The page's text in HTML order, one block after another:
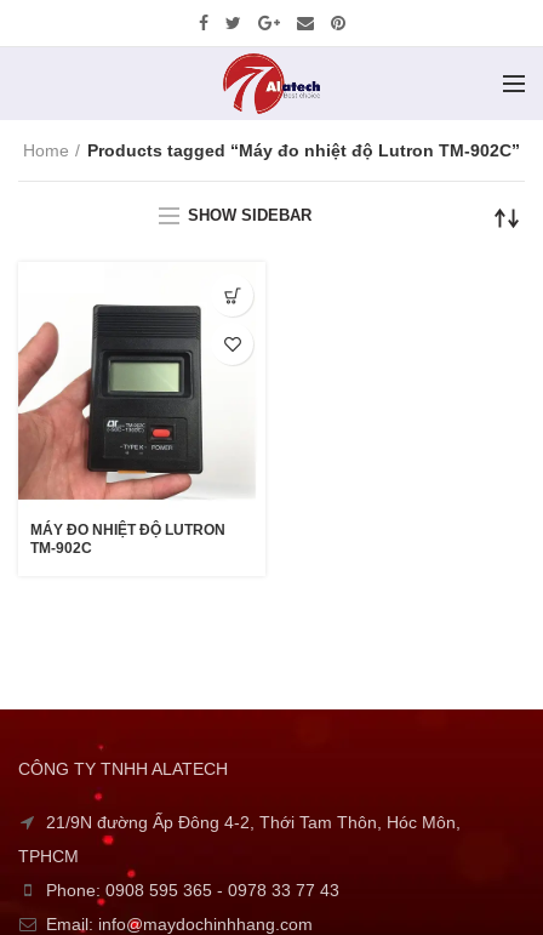
Home Products tagged “Máy đo nhiệt độ Lutron TM-902C”
SHOW SIDEBAR
MÁY ĐO NHIỆT ĐỘ LUTRON
TM-902C
CÔNG TY TNHH ALATECH
21/9N đường Ấp Đông 4-2, Thới Tam Thôn, Hóc Môn,
TPHCM
Phone: 0908 595 365 - 0978 33 77 43
Email: info@maydochinhhang.com